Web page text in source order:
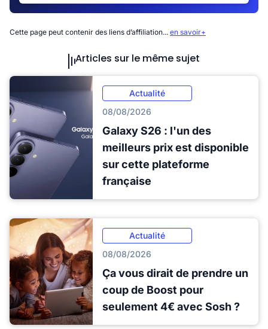
Cette page peut contenir des liens d’affiliation... en savoir+
Articles sur le même sujet
Actualité
08/08/2026
Galaxy S26 : l'un des
meilleurs prix est disponible
sur cette plateforme
française
Actualité
08/08/2026
Ça vous dirait de prendre un
coup de Boost pour
seulement 4€ avec Sosh ?